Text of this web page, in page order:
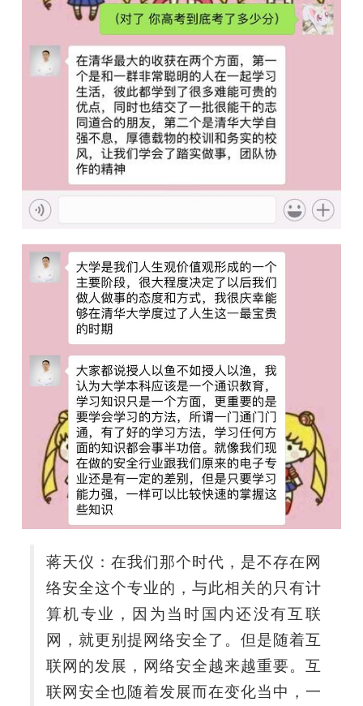
蒋天仪：在我们那个时代，是不存在网
络安全这个专业的，与此相关的只有计
算机专业，因为当时国内还没有互联
网，就更别提网络安全了。但是随着互
联网的发展，网络安全越来越重要。互
联网安全也随着发展而在变化当中，一